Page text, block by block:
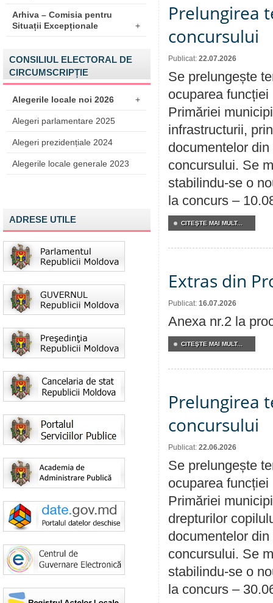
Arhiva – Comisia pentru
Situații Excepționale
+
CONSILIUL ELECTORAL DE
CIRCUMSCRIPȚIE
Alegerile locale noi 2026 +
Alegeri parlamentare 2025
Alegeri prezidențiale 2024
Alegerile locale generale 2023
ADRESE UTILE
Prelungirea
concursului
Publicat: 22.07.2026
Se prelungește
ocuparea
Primăriei
infrastructurii,
documentelor
concursului. Se
stabilindu-se o
la concurs –
CITEŞTE MAI MULT...
Extras din
Publicat: 16.07.2026
Anexa nr.2 la
CITEŞTE MAI MULT...
Prelungirea
concursului
Publicat: 22.06.2026
Se prelungește
ocuparea
Primăriei
drepturilor
documentelor
concursului. Se
stabilindu-se o
la concurs –